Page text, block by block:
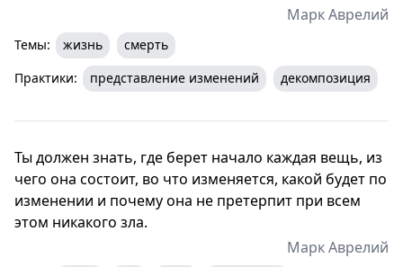
Марк Аврелий
Темы: жизнь
смерть
Практики:
представление изменений декомпозиция
Ты должен знать, где берет начало каждая вещь, из
чего она состоит, во что изменяется, какой будет по
изменении и почему она не претерпит при всем
этом никакого зла.
Марк Аврелий